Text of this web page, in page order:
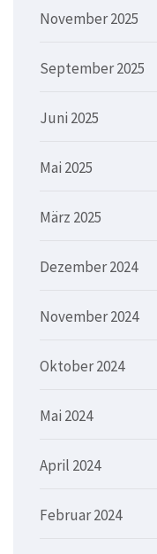
November 2025
September 2025
Juni 2025
Mai 2025
März 2025
Dezember 2024
November 2024
Oktober 2024
Mai 2024
April 2024
Februar 2024